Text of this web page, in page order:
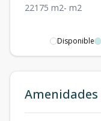
221 75 m2- m2
Disponible
Amenidades